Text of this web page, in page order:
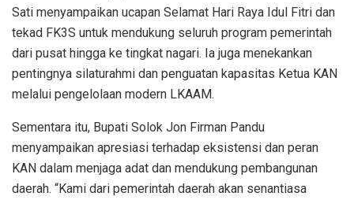
Sati menyampaikan ucapan Selamat Hari Raya Idul Fitri dan
tekad FK3S untuk mendukung seluruh program pemerintah
dari pusat hingga ke tingkat nagari. Ia juga menekankan
pentingnya silaturahmi dan penguatan kapasitas Ketua KAN
melalui pengelolaan modern LKAAM.
Sementara itu, Bupati Solok Jon Firman Pandu
menyampaikan apresiasi terhadap eksistensi dan peran
KAN dalam menjaga adat dan mendukung pembangunan
daerah. “Kami dari pemerintah daerah akan senantiasa